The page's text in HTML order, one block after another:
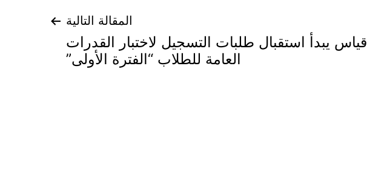
المقالة التالية
قياس يبدأ استقبال طلبات التسجيل لاختبار القدرات
العامة للطلاب “الفترة الأولى”